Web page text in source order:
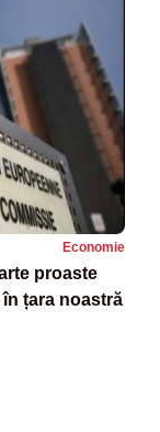
Economie
proaste
țara noastră